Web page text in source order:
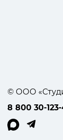
© ООО
8 800 30-